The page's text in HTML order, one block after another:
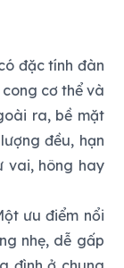
đặc tính đàn
cơ thể và
ra, bề mặt
đều, hạn
vai, hông hay
ưu điểm nổi
nhẹ, dễ gấp